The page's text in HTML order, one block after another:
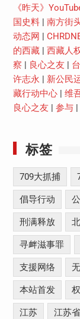
《昨天》
国史料| 南方街
动态网
的西藏| 西藏人
察
良心之友
许志永
新公民
藏行动中心| 维
良心之友
参与|
标签
709大抓捕
倡导行动
刑满释放
寻衅滋事罪
支援网络
本站首发
江苏 江苏省